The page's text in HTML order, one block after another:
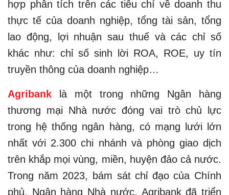
hợp phân tích trên các tiêu chí về doanh thu
thực tế của doanh nghiệp, tổng tài sản, tổng
lao động, lợi nhuận sau thuế và các chỉ số
khác như: chỉ số sinh lời ROA, ROE, uy tín
truyền thông của doanh nghiệp…
Agribank là một trong những Ngân hàng
thương mại Nhà nước đóng vai trò chủ lực
trong hệ thống ngân hàng, có mạng lưới lớn
nhất với 2.300 chi nhánh và phòng giao dịch
trên khắp mọi vùng, miền, huyện đảo cả nước.
Trong năm 2023, bám sát chỉ đạo của Chính
phủ, Ngân hàng Nhà nước, Agribank đã triển